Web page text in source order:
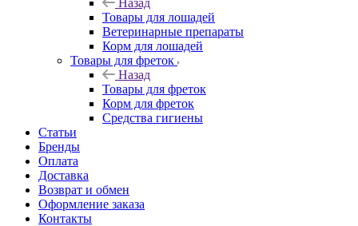
Назад
Товары для лошадей
Ветеринарные препараты
Корм для лошадей
Товары для фреток
Назад
Товары для фреток
Корм для фреток
Средства гигиены
Статьи
Бренды
Оплата
Доставка
Возврат и обмен
Оформление заказа
Контакты